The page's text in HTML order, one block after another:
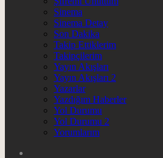
Sinema
Sinema Detay
Son Dakika
Takip Ettiklerim
Takipçilerim
Yayın Akışları
Yayın Akışları 2
Yazarlar
Yazdığım Haberler
Yol Durumu
Yol Durumu 2
Yorumlarım